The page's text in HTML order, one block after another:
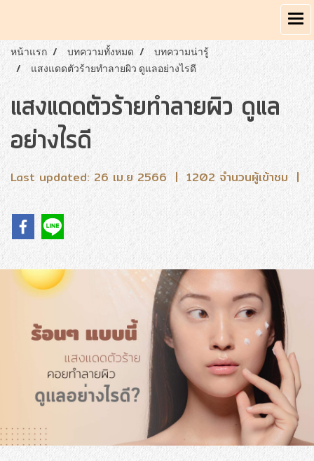
หน้าแรก บทความทั้งหมด
บทความน่ารู้
แสงแดดตัวร้ายทำลายผิว ดูแลอย่างไรดี
แสงแดดตัวร้ายทำลายผิว ดูแล
อย่างไรดี
Last updated: 26 เม.ย 2566 | 1202 จำนวนผู้เข้าชม |